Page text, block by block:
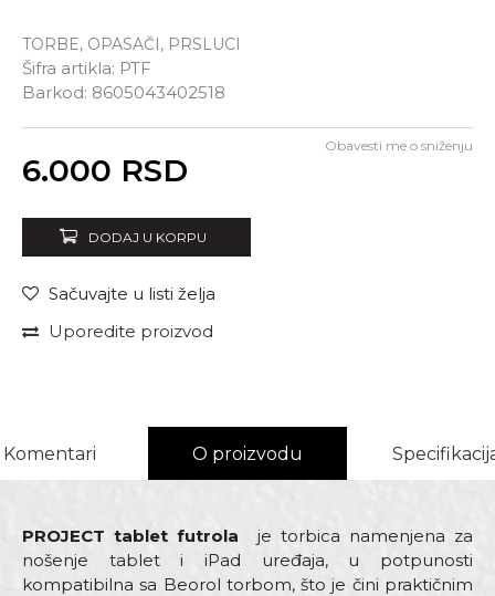
TORBE, OPASAČI, PRSLUCI
Šifra artikla: PTF
Barkod: 8605043402518
6.000 RSD
Obavesti me o sniženju
DODAJ U KORPU
Sačuvajte u listi želja
Uporedite proizvod
Komentari O proizvodu
PROJECT tablet futrola
je torbica namenjena za
nošenje tablet i iPad uređaja, u potpunosti
kompatibilna sa Beorol torbom, što je čini praktičnim